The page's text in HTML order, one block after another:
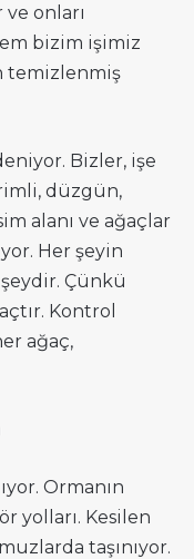
onları
bizim işimiz
temizlenmiş
Bizler, işe
düzgün,
alanı ve ağaçlar
Her şeyin
Çünkü
Kontrol
ağaç,
Ormanın
yolları. Kesilen
taşınıyor.